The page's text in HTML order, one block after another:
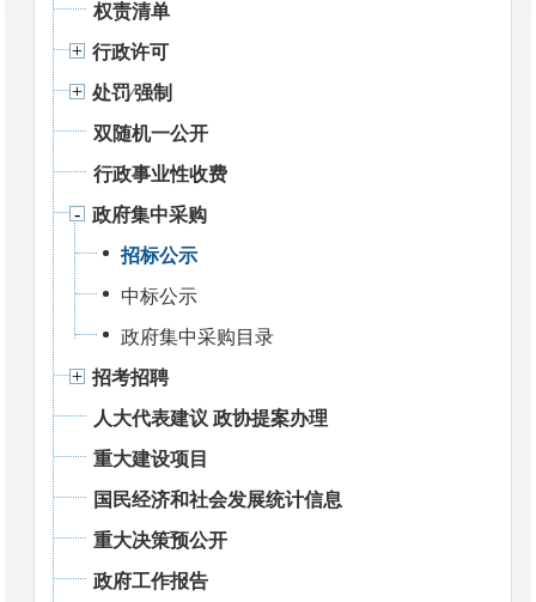
权责清单
行政许可
处罚⁄强制
双随机一公开
行政事业性收费
政府集中采购
招标公示
中标公示
政府集中采购目录
招考招聘
人大代表建议 政协提案办理
重大建设项目
国民经济和社会发展统计信息
重大决策预公开
政府工作报告